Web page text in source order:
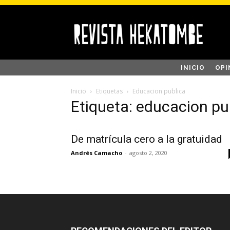
INICIO
Inicio Etiquetas Educacion publica
Etiqueta: educacion
De matrícula cero a la gratuidad
Andrés Camacho - agosto 2, 2020